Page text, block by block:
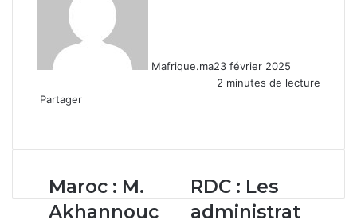
Mafrique.ma23 février 2025
2 minutes de lecture
Partager
email
Maroc :
M.
Akhannouch
Maroc : M.
Akhannouc
RDC :
Les
administrateurs
RDC : Les
administrat